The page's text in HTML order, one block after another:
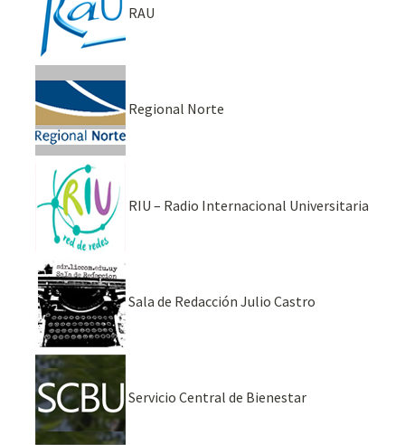
RAU
Regional Norte
RIU – Radio Internacional Universitaria
Sala de Redacción Julio Castro
Servicio Central de Bienestar